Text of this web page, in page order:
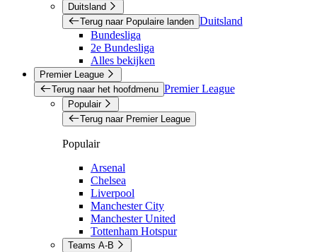
Duitsland
Terug naar Populaire landen Duitsland
Bundesliga
2e Bundesliga
Alles bekijken
Premier League
Terug naar het hoofdmenu Premier League
Populair
Terug naar Premier League
Populair
Arsenal
Chelsea
Liverpool
Manchester City
Manchester United
Tottenham Hotspur
Teams A-B